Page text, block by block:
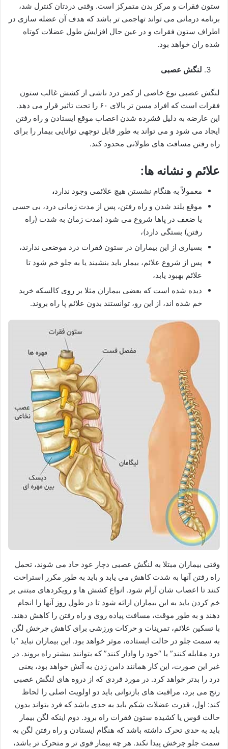
ستون فقرات و مرکز بدن متمرکز است. وقتی دردتان کنترل شد،
برنامه درمانی می تواند تهاجمی تر باشد که هدف آن عضله سازی در
اطراف ستون فقرات و در عین حال افزایش طول عضلات کوتاه
شده ران خواهد بود.
لنگش عصبی
لنگش عصبی نوع خاصی از کمر درد ناشی از کشش غالب ستون
فقرات است که افراد مسن تر بالای ۶۰ را تحت تاثیر قرار می دهد.
این عارضه به دلیل فشرده شدن اعصاب موقع ایستادن و راه رفتن
ایجاد می شود و می تواند به طور قابل توجهی توانایی بیمار را برای
راه رفتن مسافت های طولانی محدود کند.
علائم و نشانه ها:
معمولاً به هنگام نشستن هیچ علائمی وجود ندارد،
موقع بلند شدن و راه رفتن، پس از مدت زمانی درد، بی حسی
یا ضعف در پاها شروع می شود (مدت زمان به شدت (راه
رفتن) بستگی دارد)،
بسیاری از این بیماران در ستون فقرات درد موضعی ندارند،
پس از شروع علائم، بیمار باید بنشیند یا به جلو خم شود تا
علائم بهبود یابد،
دیده شده است که بعضی بیماران مثلا بر روی کالسکه خرید
خم شده اند، از این رو، توانستند بدون علائم پا راه بروند.
وقتی بیماران مبتلا به لنگش عصبی دچار عود حاد می شوند، تحمل
راه رفتن آنها به شدت کاهش می یابد و باید به طور مکرر استراحت
کنند تا اعصاب شان آرام شود. انواع کشش ها و رویکردهای مبتنی بر
خم کردن باید به این بیماران ارائه شود تا در طول روز آنها را انجام
دهند و به طور موقت، مسافت پیاده روی و راه رفتن را کاهش دهند.
با تسکین علائم، تمرینات و حرکات ورزشی برای کاهش چرخش لگن
به سمت جلو در حالت ایستاده، موثر خواهد بود. این بیماران نباید “با
درد مقابله کنند” یا “خود را وادار کنند” که بتوانند بیشتر راه بروند. در
غیر این صورت، این کار همانند دامن زدن به آتش خواهد بود، یعنی
درد را بدتر خواهد کرد. در مورد فردی که از دروه های لنگش عصبی
رنج می برد، مراقبت های بازتوانی باید دو اولویت اصلی را لحاظ
کند: اول، قدرت عضلات شکم باید به حدی باشد که فرد بتواند بدون
حالت قوس یا کشیده ستون فقرات راه برود. دوم اینکه لگن بیمار
باید به حدی تحرک داشته باشد که هنگام ایستادن و راه رفتن لگن به
سمت جلو چرخش پیدا نکند. هر چه بیمار قوی تر و متحرک تر باشد،